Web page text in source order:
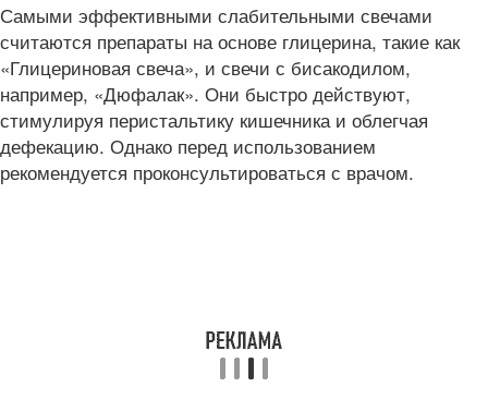
Самыми эффективными слабительными свечами
считаются препараты на основе глицерина, такие как
«Глицериновая свеча», и свечи с бисакодилом,
например, «Дюфалак». Они быстро действуют,
стимулируя перистальтику кишечника и облегчая
дефекацию. Однако перед использованием
рекомендуется проконсультироваться с врачом.